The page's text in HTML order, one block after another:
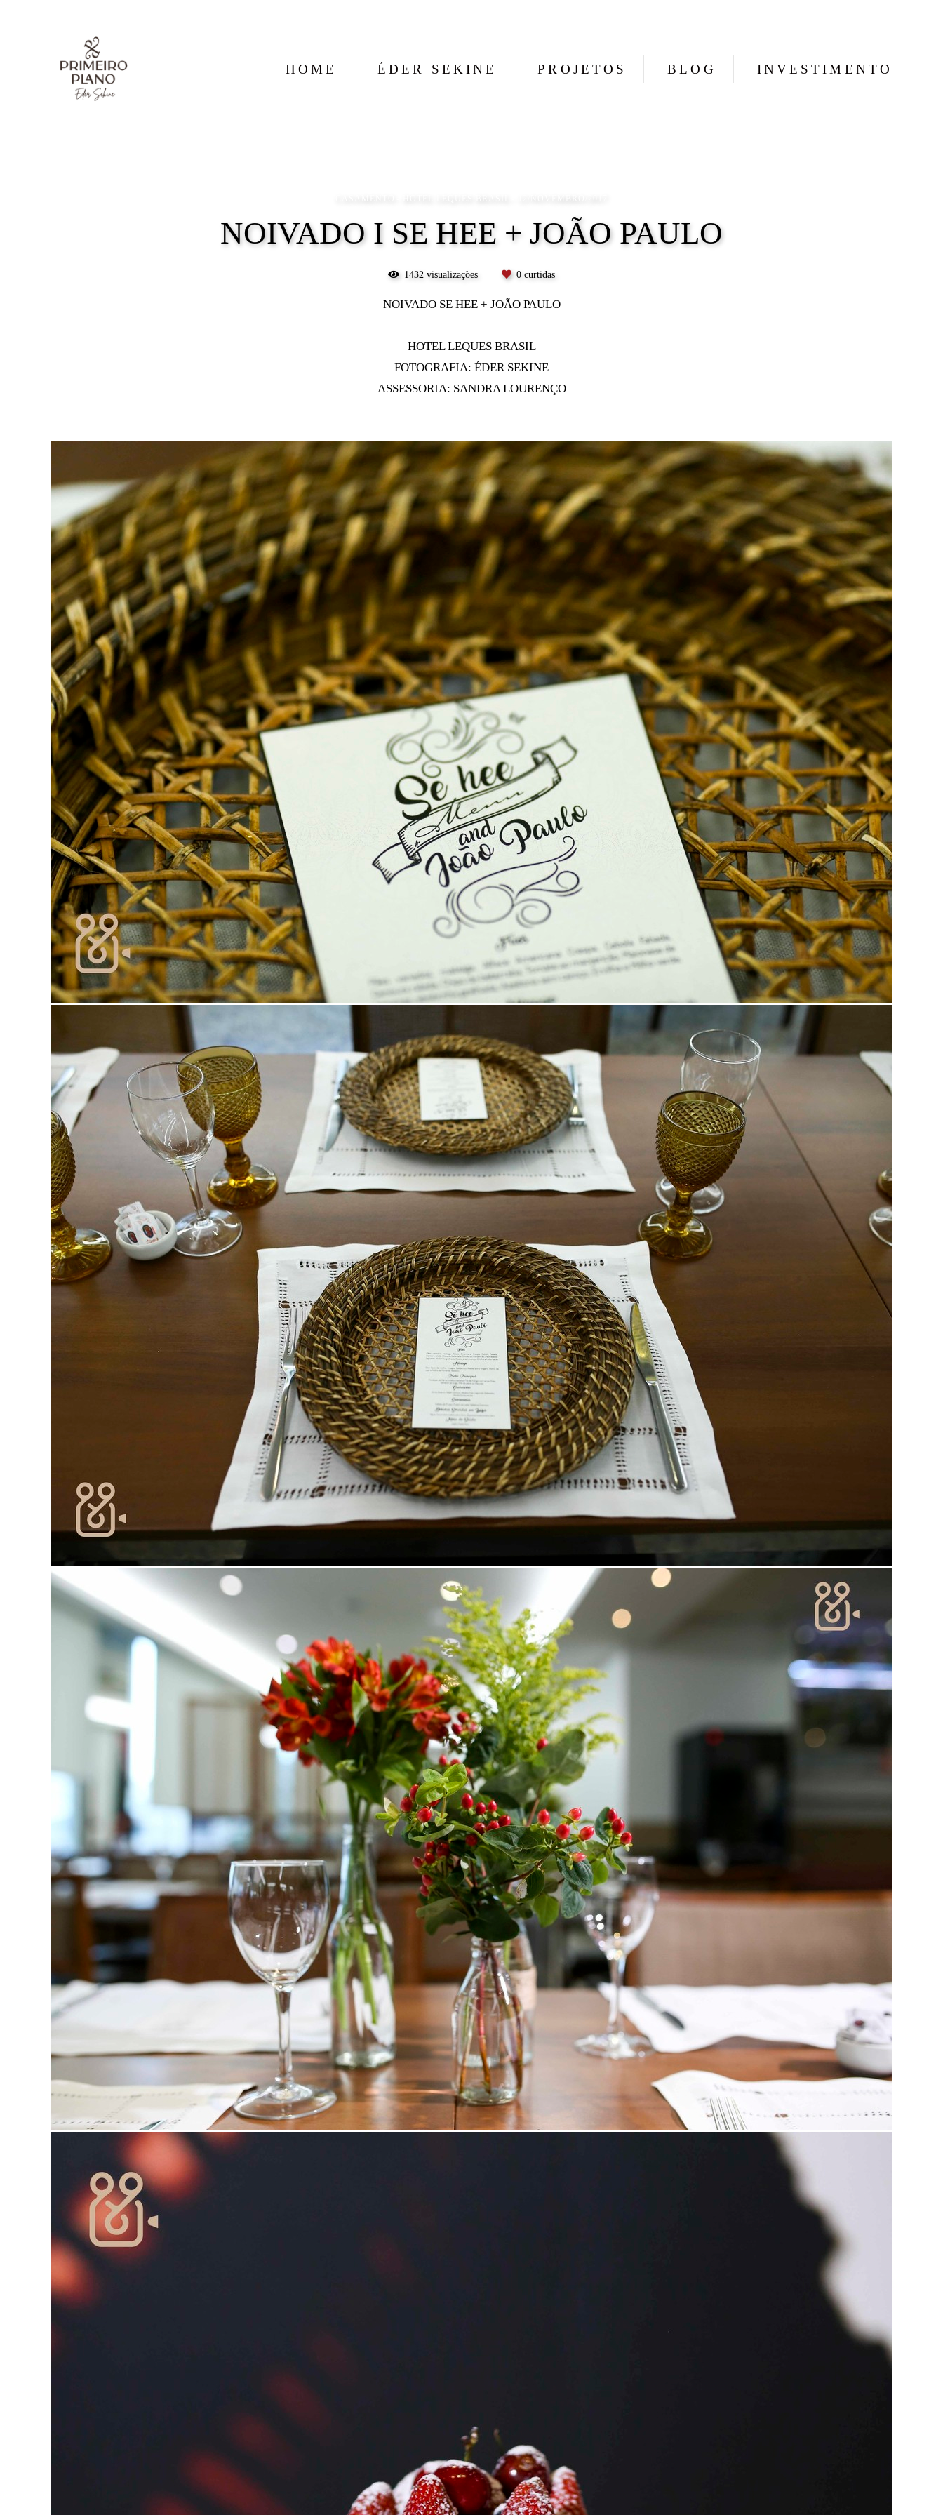
HOME ÉDER SEKINE PROJETOS BLOG INVESTIMENTO
NOIVADO I SE HEE + JOÃO PAULO
1432 visualizações 0 curtidas
NOIVADO SE HEE + JOÃO PAULO
HOTEL LEQUES BRASIL
FOTOGRAFIA: ÉDER SEKINE
ASSESSORIA: SANDRA LOURENÇO